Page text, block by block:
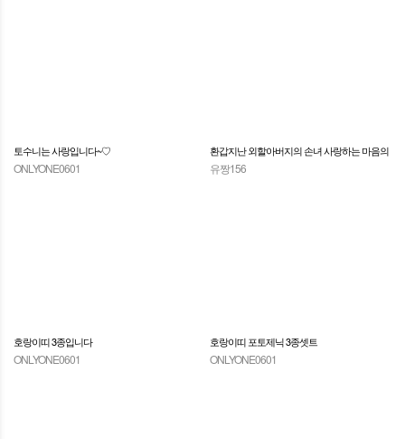
토수니는 사랑입니다~♡
ONLYONE0601
환갑지난 외할아버지의 손녀 사랑하는 마음의
표시
유짱156
호랑이띠 3종입니다
ONLYONE0601
호랑이띠 포토제닉 3종셋트
ONLYONE0601